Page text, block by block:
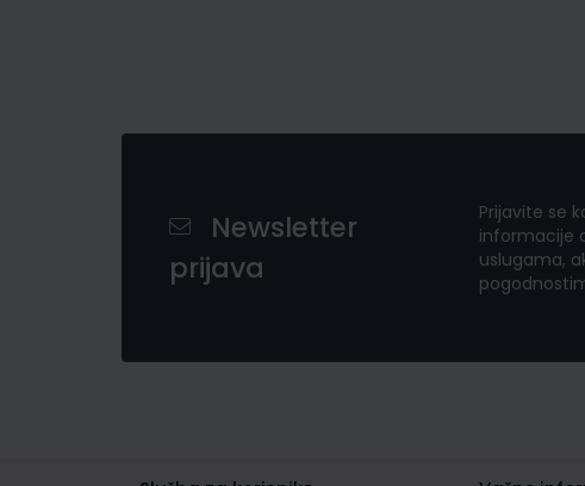
Newsletter
prijava
Prijavite se
informacije
uslugama,